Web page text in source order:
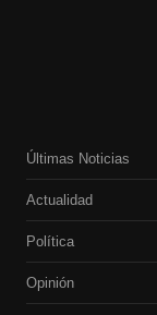
Últimas Noticias
Actualidad
Política
Opinión